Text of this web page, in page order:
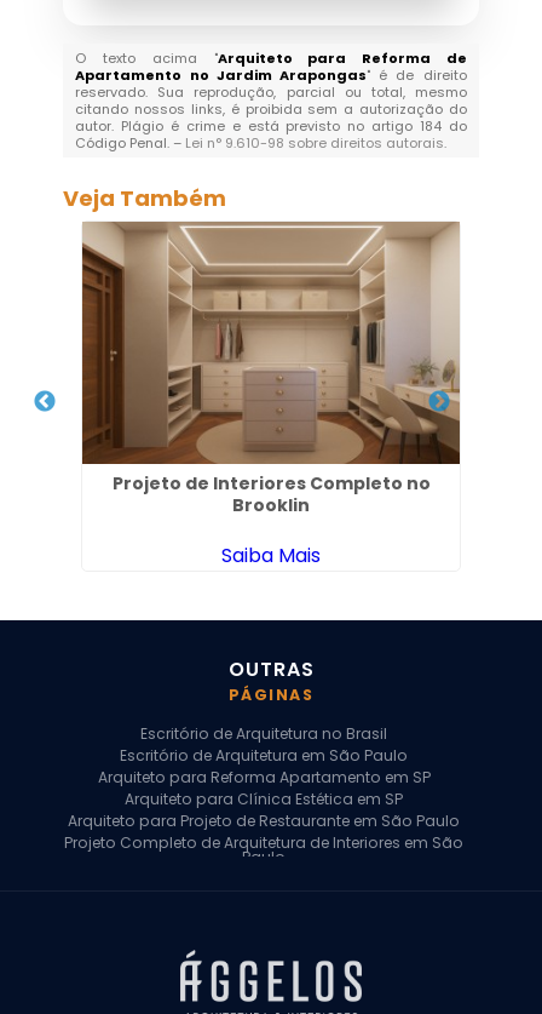
O texto acima "Arquiteto para Reforma de
Apartamento no Jardim Arapongas" é de direito
reservado. Sua reprodução, parcial ou total, mesmo
citando nossos links, é proibida sem a autorização do
autor. Plágio é crime e está previsto no artigo 184 do
Código Penal. – Lei n° 9.610-98 sobre direitos autorais.
Veja Também
Projeto de Interiores Completo no
Brooklin
Saiba Mais
OUTRAS
PÁGINAS
Escritório de Arquitetura no Brasil
Escritório de Arquitetura em São Paulo
Arquiteto para Reforma Apartamento em SP
Arquiteto para Clínica Estética em SP
Arquiteto para Projeto de Restaurante em São Paulo
Projeto Completo de Arquitetura de Interiores em São
Paulo
Arquiteto para Projeto Comercial em São Paulo
Arquiteto Comercial
Arquiteto para Reforma de Apartamento